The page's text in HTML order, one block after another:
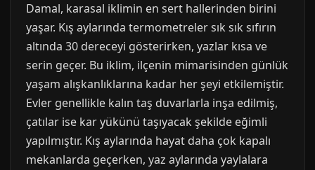
Damal, karasal iklimin en sert hallerinden birini
yaşar. Kış aylarında termometreler sık sık sıfırın
altında 30 dereceyi gösterirken, yazlar kısa ve
serin geçer. Bu iklim, ilçenin mimarisinden günlük
yaşam alışkanlıklarına kadar her şeyi etkilemiştir.
Evler genellikle kalın taş duvarlarla inşa edilmiş,
çatılar ise kar yükünü taşıyacak şekilde eğimli
yapılmıştır. Kış aylarında hayat daha çok kapalı
mekanlarda geçerken, yaz aylarında yaylalara